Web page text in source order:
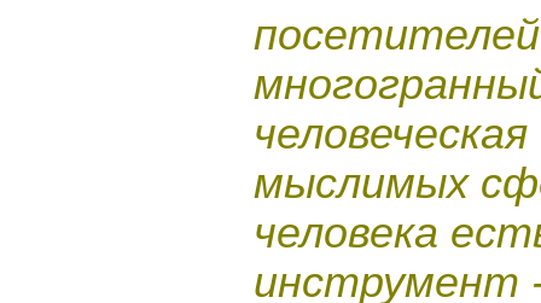
мыслимых
человека
инструмент